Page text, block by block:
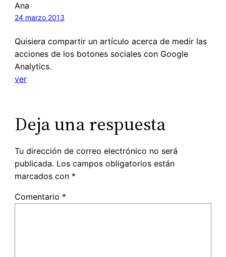
Ana
24 marzo 2013
Quisiera compartir un artículo acerca de medir las
acciones de los botones sociales con Google
Analytics.
ver
Deja una respuesta
Tu dirección de correo electrónico no será
publicada. Los campos obligatorios están
marcados con *
Comentario *